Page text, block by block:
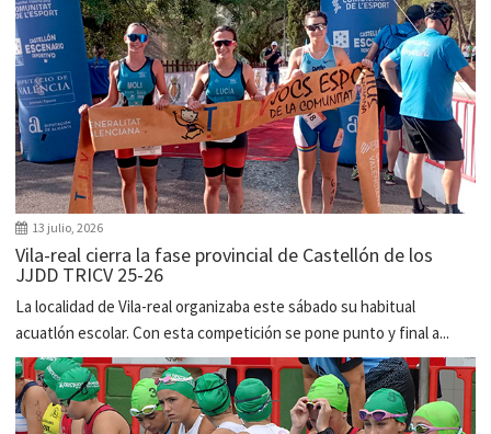
13 julio, 2026
Vila-real cierra la fase provincial de Castellón de los
JJDD TRICV 25-26
La localidad de Vila-real organizaba este sábado su habitual
acuatlón escolar. Con esta competición se pone punto y final a...